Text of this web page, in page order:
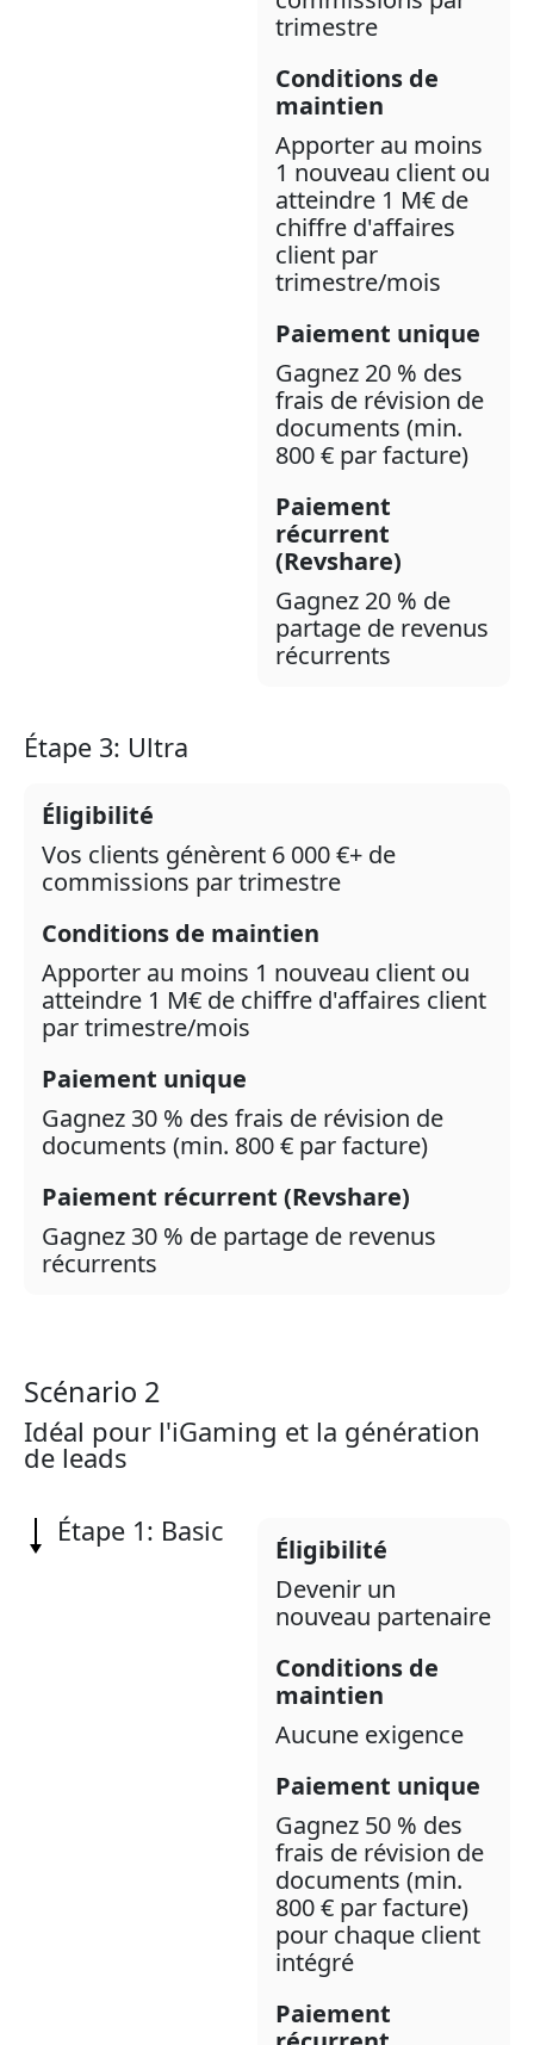
trimestre
Conditions de
maintien
Apporter au moins
1 nouveau client ou
atteindre 1 M€ de
chiffre d'affaires
client par
trimestre/mois
Paiement unique
Gagnez 20 % des
frais de révision de
documents (min.
800 € par facture)
Paiement
récurrent
(Revshare)
Gagnez 20 % de
partage de revenus
récurrents
Étape 3: Ultra
Éligibilité
Vos clients génèrent 6 000 €+ de
commissions par trimestre
Conditions de maintien
Apporter au moins 1 nouveau client ou
atteindre 1 M€ de chiffre d'affaires client
par trimestre/mois
Paiement unique
Gagnez 30 % des frais de révision de
documents (min. 800 € par facture)
Paiement récurrent (Revshare)
Gagnez 30 % de partage de revenus
récurrents
Scénario 2
Idéal pour l'iGaming et la génération
de leads
Étape 1: Basic
Éligibilité
Devenir un
nouveau partenaire
Conditions de
maintien
Aucune exigence
Paiement unique
Gagnez 50 % des
frais de révision de
documents (min.
800 € par facture)
pour chaque client
intégré
Paiement